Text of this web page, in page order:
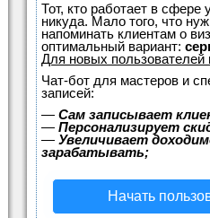
Тот, кто работает в сфере
никуда. Мало того, что
напоминать клиентам о
оптимальный вариант:
Для новых пользователей
Чат-бот для мастеров и
записей:
— Сам записывает
— Персонализирует
— Увеличивает
зарабатывать;
Начать